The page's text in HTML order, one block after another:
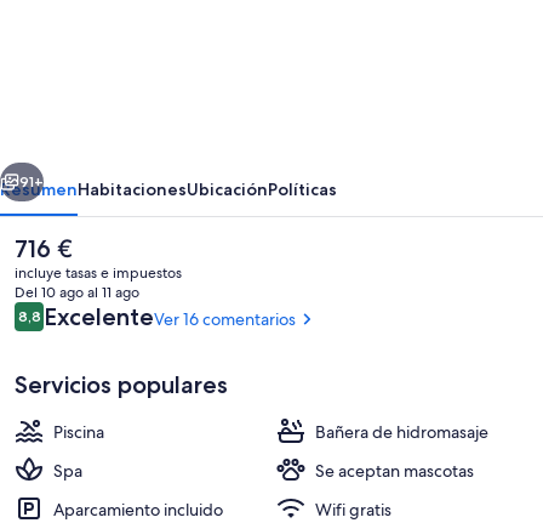
Una piscina al aire libre (de 09:00 a
Siguiente
91+
ResumenHabitacionesUbicaciónPolíticas
El
precio
actual
es
de
716 €
incluye tasas e impuestos
Del 10 ago al 11 ago
Comentarios
8,88,8 de 10
ExcelenteVer 16 comentarios
Servicios populares
Piscina
Bañera de hidromasaje
Spa
Se aceptan mascotas
Aparcamiento incluido
Wifi gratis